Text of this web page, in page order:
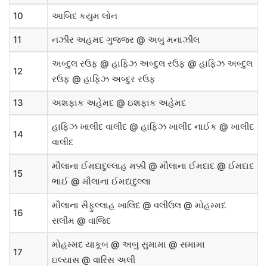
10 આબિદ કયુમ લોન
11 નઝીર અહમદ ગુજ્જર @ અબુ મનાઝીલ
12
અબ્દુલ રઉફ @ હાફિઝ અબ્દુલ રઉફ @ હાફિઝ અબ્દુલ
રઉફ @ હાફિઝ અબ્દુર રઉફ
13 અશફાક અહેમદ @ ઇશફાક અહેમદ
14
હાફિઝ ખાલીદ વાલીદ @ હાફિઝ ખાલીદ નાઈક @ ખાલીદ
વાલીદ
15
મૌલાના ઈમદાદુલ્લાહ મક્કી @ મૌલાના ઈમદાદ @ ઈમદાદ
ભાઈ @ મૌલાના ઈમદાદુલ્લા
16
મૌલાના સૈફુલ્લાહ ખાલિદ @ વલીઉલ @ મોહમ્મદ
સલીમ @ વાજિદ
17
મોહમ્મદ યાકૂબ @ અબુ સુમામા @ સમામા
ઇલ્યાસ @ વારિસ અલી